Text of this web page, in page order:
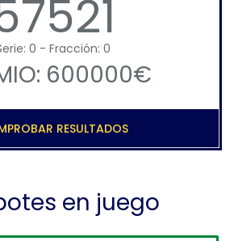
0 - Fracción: 0
600000€
RESULTADOS
en juego